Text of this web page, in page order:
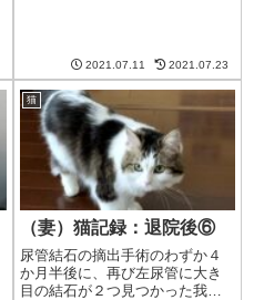
べく、修行を始...
2021.07.11 2021.07.23
猫
（妻）猫記録：退院後⑥
尿管結石の摘出手術のわずか４
か月半後に、再び左尿管に大き
目の結石が２つ見つかった我が